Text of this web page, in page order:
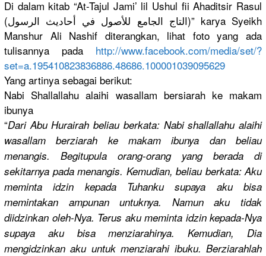
Di dalam kitab “At-Tajul Jami’ lil Ushul fii Ahaditsir Rasul
(التاج الجامع للأصول في أحاديث الرسول)” karya Syeikh
Manshur Ali Nashif diterangkan, lihat foto yang ada
tulisannya pada http://www.facebook.com/media/set/?
set=a.195410823836886.48686.100001039095629
Yang artinya sebagai berikut:
Nabi Shallallahu alaihi wasallam bersiarah ke makam
ibunya
“Dari Abu Hurairah beliau berkata: Nabi shallallahu alaihi
wasallam berziarah ke makam ibunya dan beliau
menangis. Begitupula orang-orang yang berada di
sekitarnya pada menangis. Kemudian, beliau berkata: Aku
meminta idzin kepada Tuhanku supaya aku bisa
memintakan ampunan untuknya. Namun aku tidak
diidzinkan oleh-Nya. Terus aku meminta idzin kepada-Nya
supaya aku bisa menziarahinya. Kemudian, Dia
mengidzinkan aku untuk menziarahiibuku. Berziarahlah